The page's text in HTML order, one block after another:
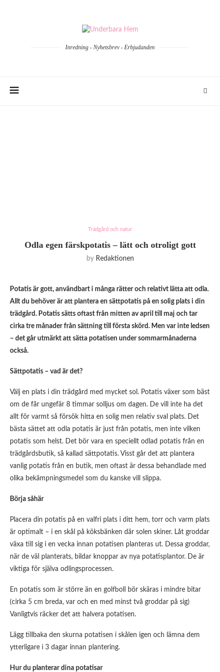
Inredning - Nyhetsbrev - Erbjudanden
Trädgård och natur
Odla egen färskpotatis – lätt och otroligt gott
by Redaktionen
Potatis är gott, användbart i många rätter och relativt lätta att odla.
Allt du behöver är att plantera en sättpotatis på en solig plats i din
trädgård. Potatis sätts oftast från mitten av april till maj och tar
cirka tre månader från sättning till första skörd. Men var inte ledsen
– det går utmärkt att sätta potatisen under sommarmånaderna
också.
Sättpotatis – vad är det?
Välj en plats i din trädgård med mycket sol. Potatis växer som bäst
om de får ungefär 8 timmar solljus om dagen. De vill inte ha det
allt för varmt så försök hitta en solig men relativ sval plats. Det
bästa sättet att odla potatis är just från potatis, men inte vilken
potatis som helst. Det bör vara en speciellt odlad potatis från en
trädgårdsbutik, så kallad sättpotatis. Visst går det att plantera
vanlig potatis från en butik, men oftast är dessa behandlade med
olika bekämpningsmedel som du kanske vill slippa.
Börja såhär
Placera din potatis på en valfri plats i ditt hem, torr och varm plats
är optimalt – i en skål på köksbänken där solen skiner. Låt groddar
växa till sig i en vecka innan potatisen planteras ut. Dessa groddar,
när de väl planterats, bildar knoppar av nya potatisplantor. De är
viktiga för själva odlingsprocessen.
En potatis som är större än en golfboll bör skäras i mindre bitar
(cirka 5 cm breda, var och en med minst två groddar på sig)
Vanligtvis räcker det att halvera potatisen.
Lägg tillbaka den skurna potatisen i skålen igen och lämna dem
ytterligare i 3 dagar innan plantering.
Hur du planterar dina potatisar